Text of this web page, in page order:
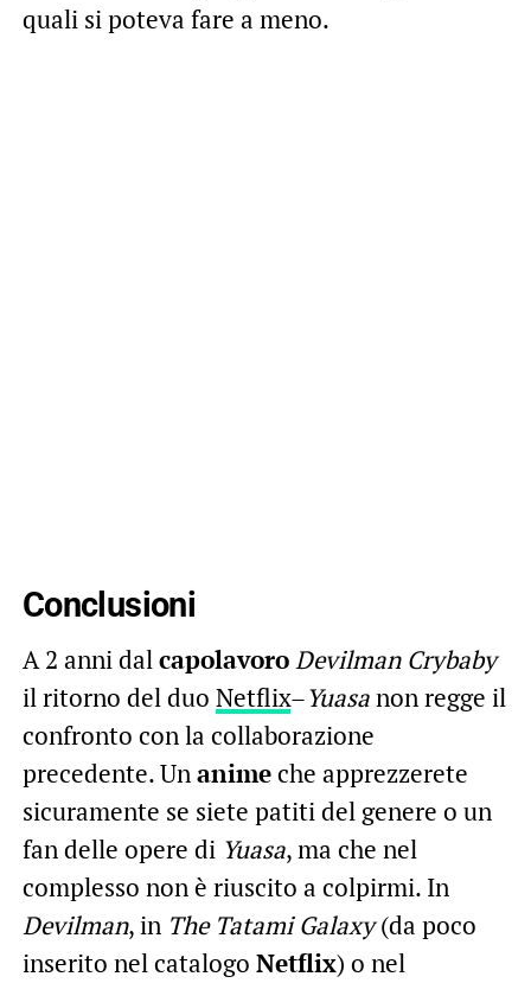
quali si poteva fare a meno.
Conclusioni
A 2 anni dalcapolavoroDevilman Crybaby
il ritorno del duo Netflix–Yuasanon regge il
confronto con la collaborazione
precedente. Unanimeche apprezzerete
sicuramente se siete patiti del genere o un
fan delle opere di Yuasa, ma che nel
complesso non è riuscito a colpirmi. In
Devilman, in The Tatami Galaxy(da poco
inserito nel catalogo Netflix) o nel